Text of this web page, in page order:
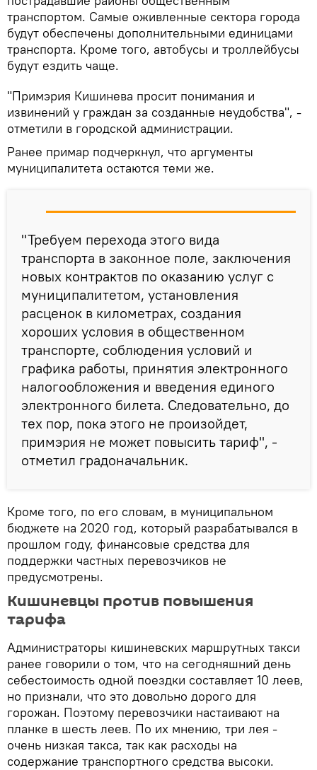
транспортом. Самые оживленные сектора города
будут обеспечены дополнительными единицами
транспорта. Кроме того, автобусы и троллейбусы
будут ездить чаще.
"Примэрия Кишинева просит понимания и
извинений у граждан за созданные неудобства", -
отметили в городской администрации.
Ранее примар подчеркнул, что аргументы
муниципалитета остаются теми же.
"Требуем перехода этого вида
транспорта в законное поле, заключения
новых контрактов по оказанию услуг с
муниципалитетом, установления
расценок в километрах, создания
хороших условия в общественном
транспорте, соблюдения условий и
графика работы, принятия электронного
налогообложения и введения единого
электронного билета. Следовательно, до
тех пор, пока этого не произойдет,
примэрия не может повысить тариф", -
отметил градоначальник.
Кроме того, по его словам, в муниципальном
бюджете на 2020 год, который разрабатывался в
прошлом году, финансовые средства для
поддержки частных перевозчиков не
предусмотрены.
Кишиневцы против повышения
тарифа
Администраторы кишиневских маршрутных такси
ранее говорили о том, что на сегодняшний день
себестоимость одной поездки составляет 10 леев,
но признали, что это довольно дорого для
горожан. Поэтому перевозчики настаивают на
планке в шесть леев. По их мнению, три лея -
очень низкая такса, так как расходы на
содержание транспортного средства высоки.